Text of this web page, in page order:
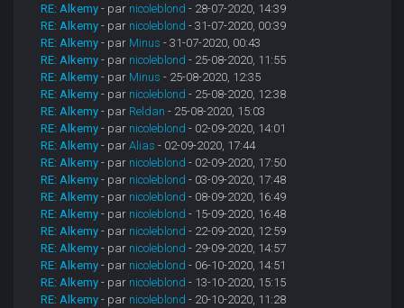
RE: Alkemy - par nicoleblond - 28-07-2020, 14:39
RE: Alkemy - par nicoleblond - 31-07-2020, 00:39
RE: Alkemy - par Minus - 31-07-2020, 00:43
RE: Alkemy - par nicoleblond - 25-08-2020, 11:55
RE: Alkemy - par Minus - 25-08-2020, 12:35
RE: Alkemy - par nicoleblond - 25-08-2020, 12:38
RE: Alkemy - par Reldan - 25-08-2020, 15:03
RE: Alkemy - par nicoleblond - 02-09-2020, 14:01
RE: Alkemy - parAlias - 02-09-2020, 17:44
RE: Alkemy - par nicoleblond - 02-09-2020, 17:50
RE: Alkemy - par nicoleblond - 03-09-2020, 17:48
RE: Alkemy - par nicoleblond - 08-09-2020, 16:49
RE: Alkemy - par nicoleblond - 15-09-2020, 16:48
RE: Alkemy - par nicoleblond - 22-09-2020, 12:59
RE: Alkemy - par nicoleblond - 29-09-2020, 14:57
RE: Alkemy - par nicoleblond - 06-10-2020, 14:51
RE: Alkemy - par nicoleblond - 13-10-2020, 15:15
RE: Alkemy - par nicoleblond - 20-10-2020, 11:28